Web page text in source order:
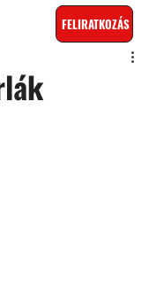
FELIRATKOZÁS